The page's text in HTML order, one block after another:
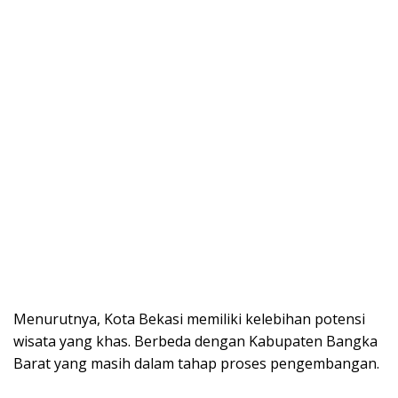
Menurutnya, Kota Bekasi memiliki kelebihan potensi
wisata yang khas. Berbeda dengan Kabupaten Bangka
Barat yang masih dalam tahap proses pengembangan.